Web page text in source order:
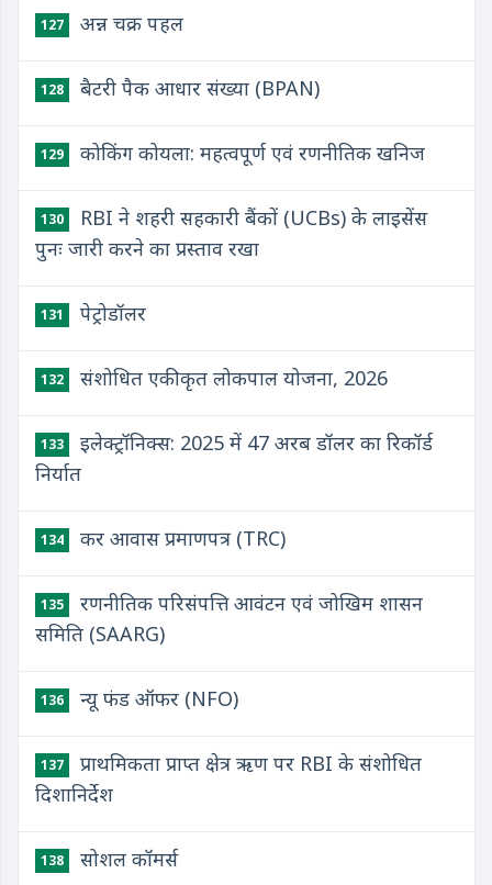
127 अन्न चक्र पहल
128 बैटरी पैक आधार संख्या (BPAN)
129 कोकिंग कोयला: महत्वपूर्ण एवं रणनीतिक खनिज
130
RBI ने शहरी सहकारी बैंकों (UCBs) के लाइसेंस
पुनः जारी करने का प्रस्ताव रखा
131 पेट्रोडॉलर
132 संशोधित एकीकृत लोकपाल योजना, 2026
133
इलेक्ट्रॉनिक्स: 2025 में 47 अरब डॉलर का रिकॉर्ड
निर्यात
134 कर आवास प्रमाणपत्र (TRC)
135
रणनीतिक परिसंपत्ति आवंटन एवं जोखिम शासन
समिति (SAARG)
136 न्यू फंड ऑफर (NFO)
137
प्राथमिकता प्राप्त क्षेत्र ऋण पर RBI के संशोधित
दिशानिर्देश
138 सोशल कॉमर्स